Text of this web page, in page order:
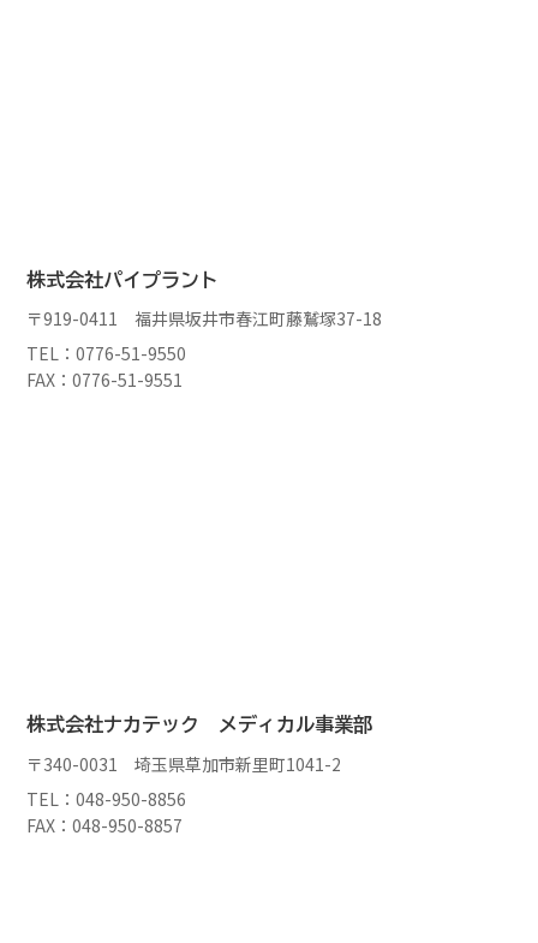
株式会社パイプラント
〒919-0411 福井県坂井市春江町藤鷲塚37-18
TEL：0776-51-9550
FAX：0776-51-9551
株式会社ナカテック メディカル事業部
〒340-0031 埼玉県草加市新里町1041-2
TEL：048-950-8856
FAX：048-950-8857